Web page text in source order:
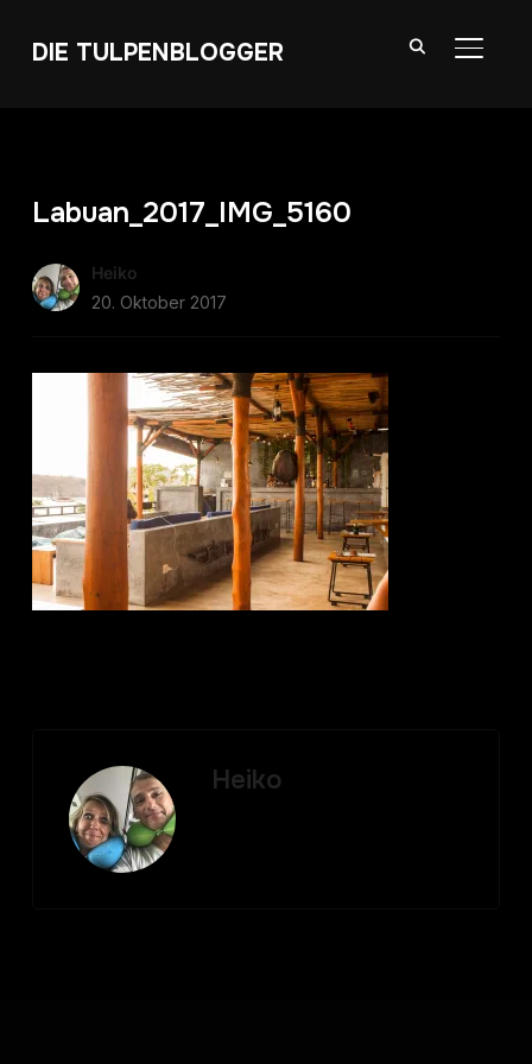
DIE TULPENBLOGGER
Labuan_2017_IMG_5160
Heiko
20. Oktober 2017
Heiko